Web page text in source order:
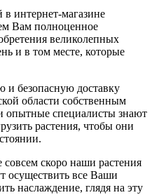
в интернет-магазине
Вам полноценное
великолепных
и в том месте, которые
безопасную доставку
области собственным
опытные специалисты знают
растения, чтобы они
скоро наши растения
осуществить все Ваши
наслаждение, глядя на эту